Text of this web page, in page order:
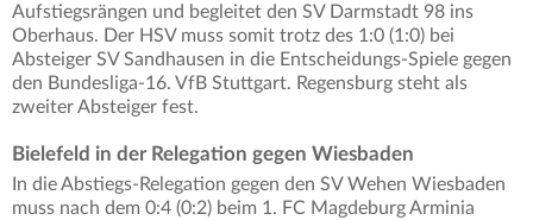
Aufstiegsrängen und begleitet den SV Darmstadt 98 ins
Oberhaus. Der HSV muss somit trotz des 1:0 (1:0) bei
Absteiger SV Sandhausen in die Entscheidungs-Spiele gegen
den Bundesliga-16. VfB Stuttgart. Regensburg steht als
zweiter Absteiger fest.
Bielefeld in der Relegation gegen Wiesbaden
In die Abstiegs-Relegation gegen den SV Wehen Wiesbaden
muss nach dem 0:4 (0:2) beim 1. FC Magdeburg Arminia